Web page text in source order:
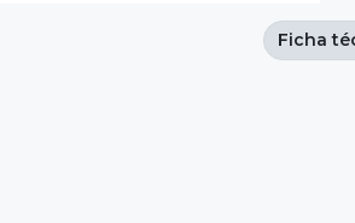
Ficha